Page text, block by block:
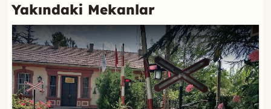
Yakındaki Mekanlar